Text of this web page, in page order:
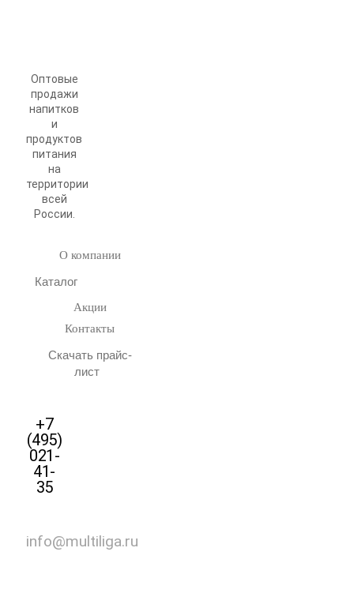
Оптовые
продажи
напитков
и
продуктов
питания
на
территории
всей
России.
О компании
Каталог
Акции
Контакты
Скачать прайс-
лист
+7
(495)
021-
41-
35
info@multiliga.ru